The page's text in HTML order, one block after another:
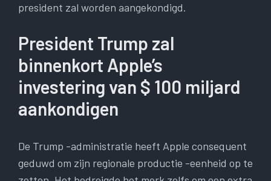
president zal worden aangekondigd.
President Trump zal
binnenkort Apple’s
investering van $ 100 miljard
aankondigen
De Trump -administratie heeft Apple consequent
geduwd om zijn regionale productie -eenheid op te